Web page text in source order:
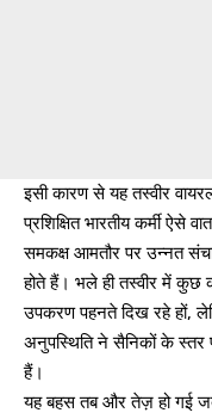
इसी कारण से यह तस्वीर
प्रशिक्षित भारतीय कर्मी ऐसे
समकक्ष आमतौर पर उन्नत
होते हैं। भले ही तस्वीर में कुछ
उपकरण पहनते दिख रहे हों,
अनुपस्थिति ने सैनिकों के
हैं।
यह बहस तब और तेज़ हो गई जब